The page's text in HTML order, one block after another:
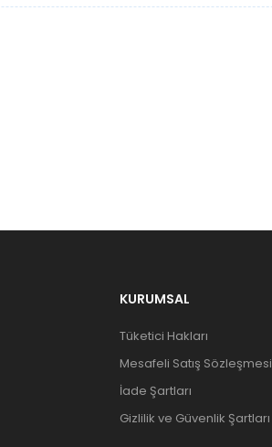
KURUMSAL
Tüketici Hakları
Mesafeli Satış Sözleşmesi
İade Şartları
Gizlilik ve Güvenlik Şartları